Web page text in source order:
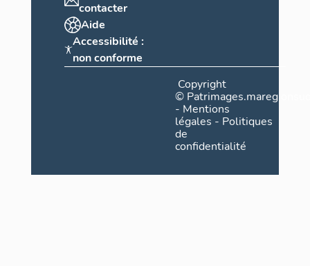
contacter
Aide
Accessibilité :
non conforme
Copyright
©
- Mentions
légales - Politiques
de
confidentialité